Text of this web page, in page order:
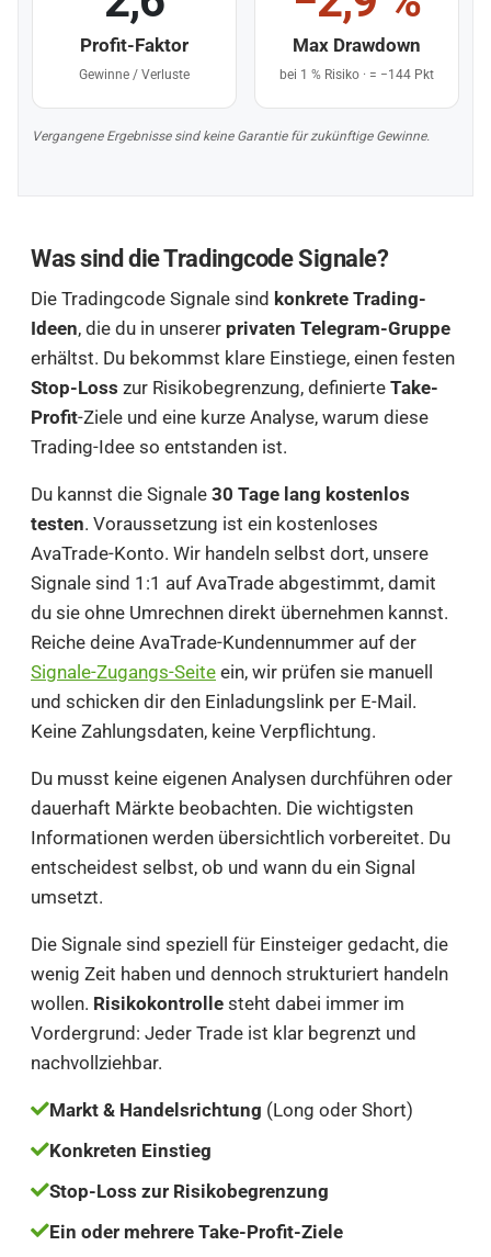
Profit-Faktor
Gewinne / Verluste
Max Drawdown
bei 1 % Risiko · = −144 Pkt
Vergangene Ergebnisse sind keine Garantie für zukünftige Gewinne.
Was sind die Tradingcode Signale?
Die Tradingcode Signale sind konkrete Trading-
Ideen, die du in unserer privaten Telegram-Gruppe
erhältst. Du bekommst klare Einstiege, einen festen
Stop-Loss zur Risikobegrenzung, definierte Take-
Profit-Ziele und eine kurze Analyse, warum diese
Trading-Idee so entstanden ist.
Du kannst die Signale 30 Tage lang kostenlos
testen. Voraussetzung ist ein kostenloses
AvaTrade-Konto. Wir handeln selbst dort, unsere
Signale sind 1:1 auf AvaTrade abgestimmt, damit
du sie ohne Umrechnen direkt übernehmen kannst.
Reiche deine AvaTrade-Kundennummer auf der
Signale-Zugangs-Seite ein, wir prüfen sie manuell
und schicken dir den Einladungslink per E-Mail.
Keine Zahlungsdaten, keine Verpflichtung.
Du musst keine eigenen Analysen durchführen oder
dauerhaft Märkte beobachten. Die wichtigsten
Informationen werden übersichtlich vorbereitet. Du
entscheidest selbst, ob und wann du ein Signal
umsetzt.
Die Signale sind speziell für Einsteiger gedacht, die
wenig Zeit haben und dennoch strukturiert handeln
wollen. Risikokontrolle steht dabei immer im
Vordergrund: Jeder Trade ist klar begrenzt und
nachvollziehbar.
Markt & Handelsrichtung (Long oder Short)
Konkreten Einstieg
Stop-Loss zur Risikobegrenzung
Ein oder mehrere Take-Profit-Ziele